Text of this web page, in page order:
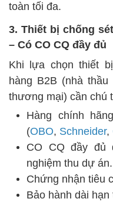
toàn tối đa.
3. Thiết bị chống
– Có CO CQ đầy đủ
Khi lựa chọn thiết
hàng B2B (nhà
thương mại) cần chú
Hàng chính
(OBO, Schneider,
CO CQ đầy đủ
nghiệm thu dự án.
Chứng nhận tiêu
Bảo hành dài